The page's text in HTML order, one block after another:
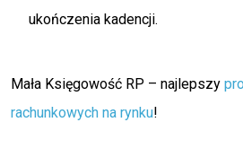
ukończenia kadencji.
Mała Księgowość RP – najlepszy
rachunkowych na rynku!